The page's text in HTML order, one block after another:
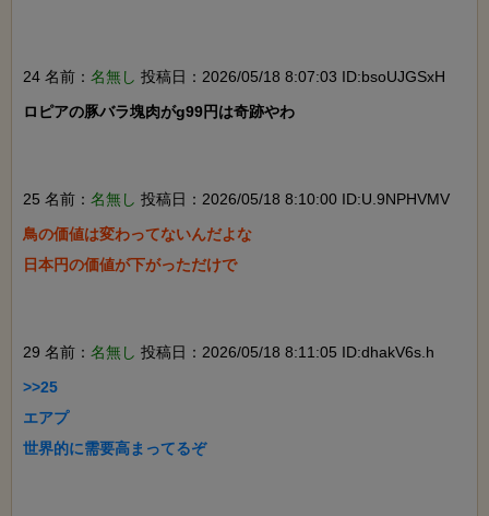
24 名前： 名無し 投稿日：2026/05/18 8:07:03 ID:bsoUJGSxH
ロピアの豚バラ塊肉がg99円は奇跡やわ
25 名前： 名無し 投稿日：2026/05/18 8:10:00 ID:U.9NPHVMV
鳥の価値は変わってないんだよな
日本円の価値が下がっただけで
29 名前： 名無し 投稿日：2026/05/18 8:11:05 ID:dhakV6s.h
>>25
エアプ
世界的に需要高まってるぞ